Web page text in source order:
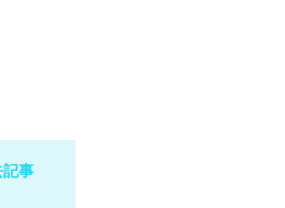
記事